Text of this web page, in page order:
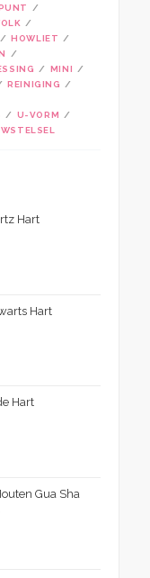
HOWLIET
MINI
REINIGING
U-VORM
Hart
Hart
Hart
Gua Sha